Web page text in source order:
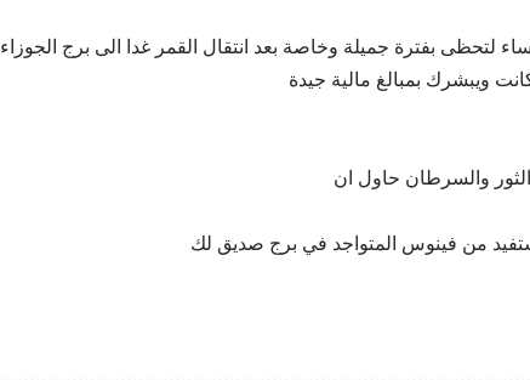
لتحظى بفترة جميلة وخاصة بعد انتقال القمر غدا الى برج الجوزاء
ويبشرك بمبالغ مالية جيدة
والسرطان حاول ان
من فينوس المتواجد في برج صديق لك